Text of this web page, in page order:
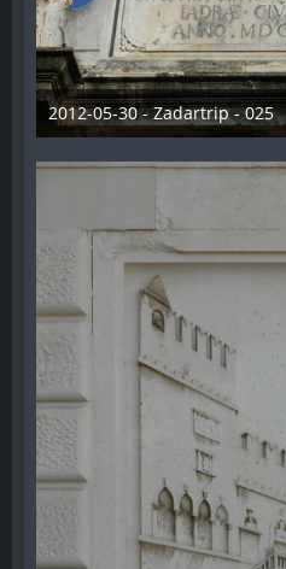
2012-05-30 - Zadartrip - 025
28. Dezember 2012